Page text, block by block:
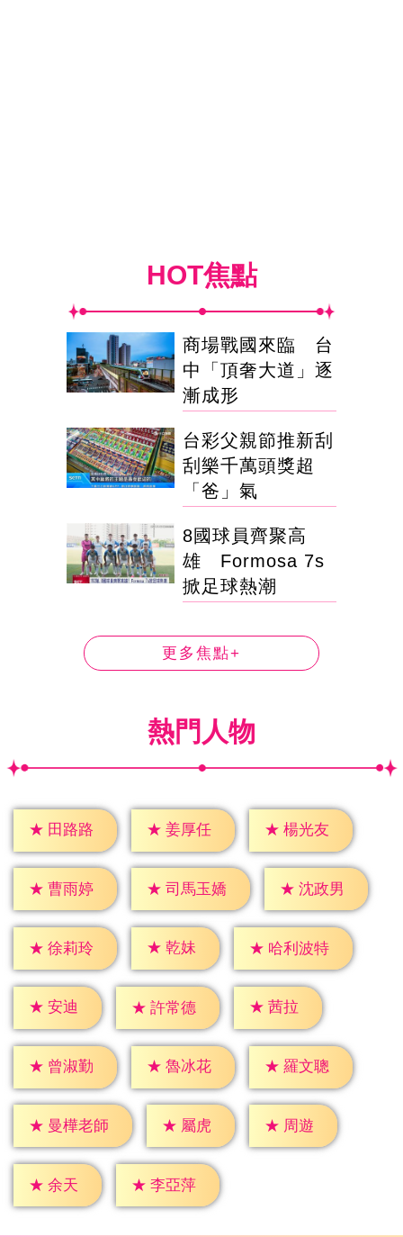
HOT焦點
商場戰國來臨 台
中「頂奢大道」逐
漸成形
台彩父親節推新刮
刮樂千萬頭獎超
「爸」氣
8國球員齊聚高
雄 Formosa 7s
掀足球熱潮
更多焦點+
熱門人物
★ 田路路 ★ 姜厚任 ★ 楊光友
★ 曹雨婷 ★ 司馬玉嬌 ★ 沈政男
★ 徐莉玲 ★ 乾妹 ★ 哈利波特
★ 安迪 ★ 許常德 ★ 茜拉
★ 曾淑勤 ★ 魯冰花 ★ 羅文聰
★ 曼樺老師 ★ 屬虎 ★ 周遊
★ 余天 ★ 李亞萍